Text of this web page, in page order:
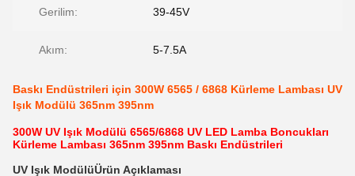
Gerilim: 39-45V
Akım: 5-7.5A
Baskı Endüstrileri için 300W 6565 / 6868 Kürleme Lambası UV
Işık Modülü 365nm 395nm
300W UV Işık Modülü 6565/6868 UV LED Lamba Boncukları
Kürleme Lambası 365nm 395nm Baskı Endüstrileri
UV Işık ModülüÜrün Açıklaması